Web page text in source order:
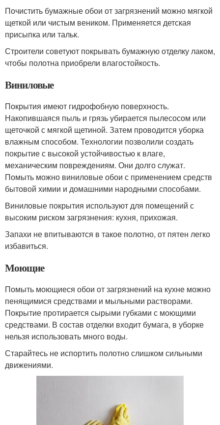
Почистить бумажные обои от загрязнений можно мягкой
щеткой или чистым веником. Применяется детская
присыпка или тальк.
Строители советуют покрывать бумажную отделку лаком,
чтобы полотна приобрели влагостойкость.
Виниловые
Покрытия имеют гидрофобную поверхность.
Накопившаяся пыль и грязь убирается пылесосом или
щеточкой с мягкой щетиной. Затем проводится уборка
влажным способом. Технологии позволили создать
покрытие с высокой устойчивостью к влаге,
механическим повреждениям. Они долго служат.
Помыть можно виниловые обои с применением средств
бытовой химии и домашними народными способами.
Виниловые покрытия используют для помещений с
высоким риском загрязнения: кухня, прихожая.
Запахи не впитываются в такое полотно, от пятен легко
избавиться.
Моющие
Помыть моющиеся обои от загрязнений на кухне можно
пенящимися средствами и мыльными растворами.
Покрытие протирается сырыми губками с моющими
средствами. В состав отделки входит бумага, в уборке
нельзя использовать много воды.
Старайтесь не испортить полотно слишком сильными
движениями.